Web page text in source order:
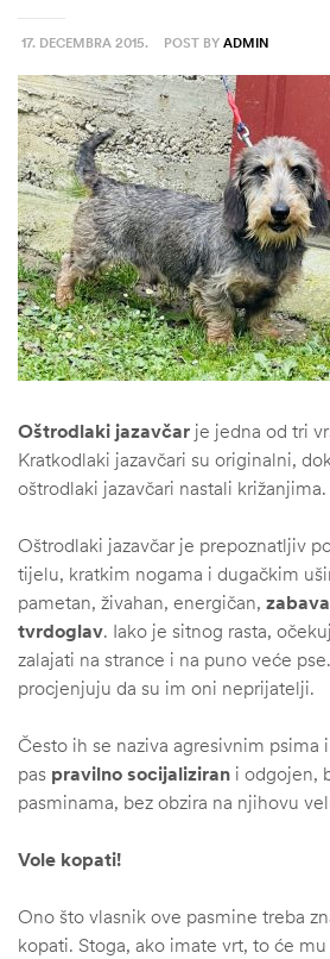
17. DECEMBRA 2015. POST BY ADMIN
Oštrodlaki jazavčar je jedna od tri
Kratkodlaki jazavčari su originalni,
oštrodlaki jazavčari nastali križanjima.
Oštrodlaki jazavčar je prepoznatljiv
tijelu, kratkim nogama i dugačkim
pametan, živahan, energičan,
tvrdoglav. Iako je sitnog rasta,
zalajati na strance i na puno veće
procjenjuju da su im oni neprijatelji.
Često ih se naziva agresivnim psima
pas pravilno socijaliziran i odgojen,
pasminama, bez obzira na njihovu
Vole kopati!
Ono što vlasnik ove pasmine treba
kopati. Stoga, ako imate vrt, to će